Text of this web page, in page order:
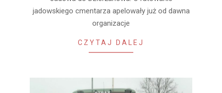
jadowskiego cmentarza apelowały już od dawna
organizacje
CZYTAJ DALEJ